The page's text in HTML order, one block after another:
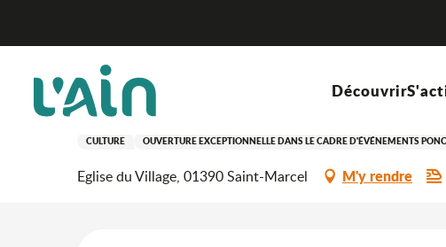
principal
Découvrir
Dimanche 20 septembre de 10:00 à 16:00
Visite de l'église de Saint-
CULTURE OUVERTURE EXCEPTIONNELLE DANS LE CADRE D'ÉVÉNEMENTS
Eglise du Village, 01390 Saint-Marcel M'y rendre